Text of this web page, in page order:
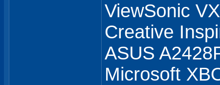
ViewSonic
Creative
ASUS
Microsoft